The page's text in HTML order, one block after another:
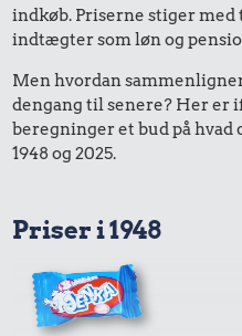
indkøb. Priserne stiger med
indtægter som løn og
Men hvordan
dengang til senere? Her er
beregninger et bud på hvad
1948 og 2025.
Priser i 1948